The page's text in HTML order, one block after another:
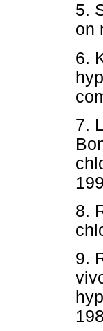
5.
on
6.
7.
8.
9.